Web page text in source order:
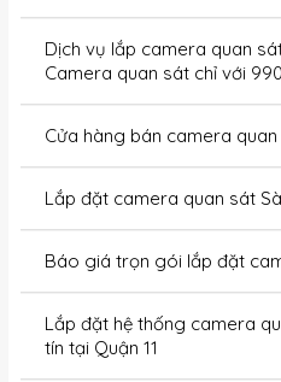
Dịch vụ lắp camera quan
Camera quan sát chỉ với
Cửa hàng bán camera quan
Lắp đặt camera quan sát
Báo giá trọn gói lắp đặt
Lắp đặt hệ thống camera
tín tại Quận 11